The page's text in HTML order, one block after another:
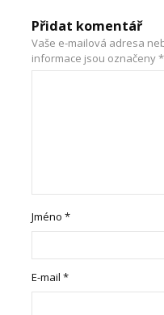
Přidat komentář
Vaše e-mailová adresa
informace jsou označeny*
Jméno*
E-mail*